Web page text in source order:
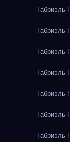
Габриэль
Габриэль
Габриэль
Габриэль
Габриэль
Габриэль
Габриэль